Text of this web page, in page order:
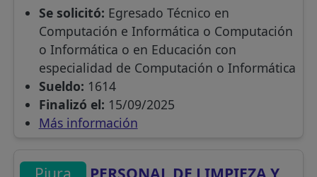
Se solicitó: Egresado Técnico en
Computación e Informática o Computación
o Informática o en Educación con
especialidad de Computación o Informática
Sueldo: 1614
Finalizó el: 15/09/2025
Más información